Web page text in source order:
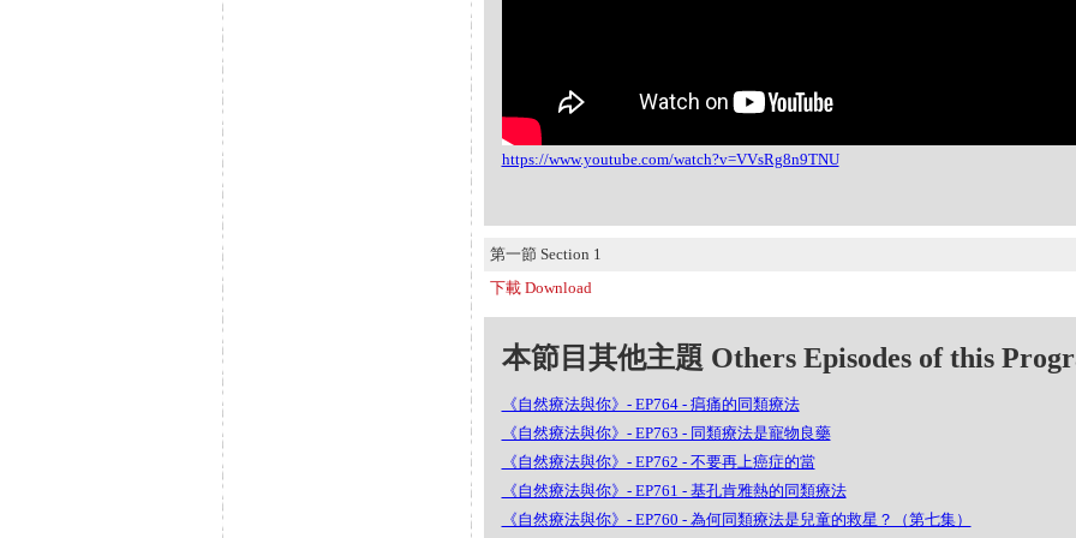
https://www.youtube.com/watch?v=VVsRg8n9TNU
第一節 Section 1
下載 Download
本節目其他主題 Others Episodes of this
《自然療法與你》- EP764 - 㾓痛的同類療法
《自然療法與你》- EP763 - 同類療法是寵物良藥
《自然療法與你》- EP762 - 不要再上癌症的當
《自然療法與你》- EP761 - 基孔肯雅熱的同類療法
《自然療法與你》- EP760 - 為何同類療法是兒童的救星？（第七集）